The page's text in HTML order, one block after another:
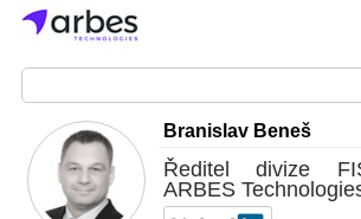
Branislav Beneš
Ředitel divize
ARBES